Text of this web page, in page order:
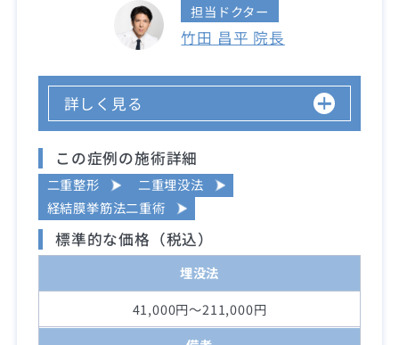
担当ドクター
竹田 昌平 院長
詳しく見る
この症例の施術詳細
二重整形
二重埋没法
経結膜挙筋法二重術
標準的な価格（税込）
埋没法
41,000円～211,000円